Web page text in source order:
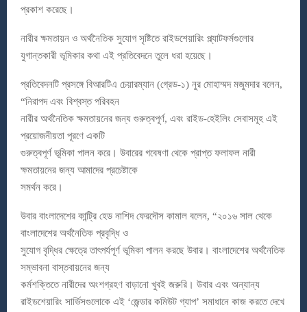
প্রকাশ করেছে।
নারীর ক্ষমতায়ন ও অর্থনৈতিক সুযোগ সৃষ্টিতে রাইডশেয়ারিং প্ল্যাটফর্মগুলোর
যুগান্তকারী ভূমিকার কথা এই প্রতিবেদনে তুলে ধরা হয়েছে।
প্রতিবেদনটি প্রসঙ্গে বিআরটিএ চেয়ারম্যান (গ্রেড-১) নুর মোহাম্মদ মজুমদার বলেন,
“নিরাপদ এবং বিশ্বস্ত পরিবহন
নারীর অর্থনৈতিক ক্ষমতায়নের জন্য গুরুত্বপূর্ণ, এবং রাইড-হেইলিং সেবাসমূহ এই
প্রয়োজনীয়তা পূরণে একটি
গুরুত্বপূর্ণ ভূমিকা পালন করে। উবারের গবেষণা থেকে প্রাপ্ত ফলাফল নারী
ক্ষমতায়নের জন্য আমাদের প্রচেষ্টাকে
সমর্থন করে।
উবার বাংলাদেশের কান্ট্রি হেড নাশিদ ফেরদৌস কামাল বলেন, “২০১৬ সাল থেকে
বাংলাদেশের অর্থনৈতিক প্রবৃদ্ধি ও
সুযোগ বৃদ্ধির ক্ষেত্রে তাৎপর্যপূর্ণ ভূমিকা পালন করছে উবার। বাংলাদেশের অর্থনৈতিক
সম্ভাবনা বাস্তবায়নের জন্য
কর্মশক্তিতে নারীদের অংশগ্রহণ বাড়ানো খুবই জরুরি। উবার এবং অন্যান্য
রাইডশেয়ারিং সার্ভিসগুলোকে এই ‘জেন্ডার কমিউট গ্যাপ’ সমাধানে কাজ করতে দেখে